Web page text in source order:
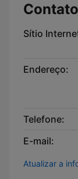
Sítio
Endereço:
Telefone:
E-mail:
Atualizar a